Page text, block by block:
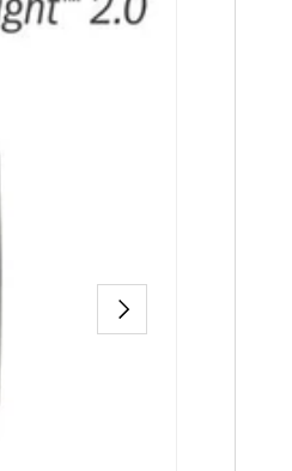
SUIVANT